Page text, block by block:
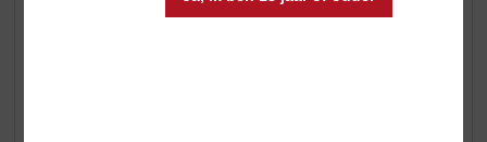
Lange krachtige geurige finish.